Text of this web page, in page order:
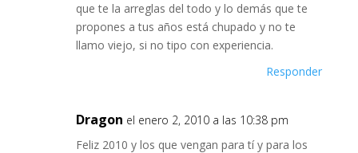
que te la arreglas del todo y lo demás que te
propones a tus años está chupado y no te
llamo viejo, si no tipo con experiencia.
Responder
Dragon el enero 2, 2010 a las 10:38 pm
Feliz 2010 y los que vengan para tí y para los